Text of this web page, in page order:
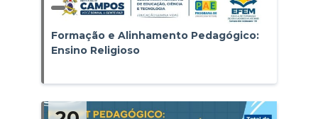
Formação e Alinhamento Pedagógico:
Ensino Religioso